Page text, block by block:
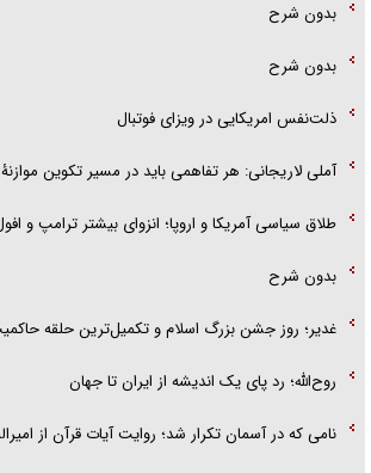
بدون شرح
بدون شرح
ذلت‌نفس امریکایی در ویزای فوتبال
آملی لاریجانی: هر تفاهمی باید در مسیر تکوین
طلاق سیاسی آمریکا و اروپا؛ انزوای بیشتر ترامپ و
بدون شرح
غدیر؛ روز جشن بزرگ اسلام و تکمیل‌ترین حلقه
روح‌الله؛ رد پای یک اندیشه از ایران تا جهان
نامی که در آسمان تکرار شد؛ روایت آیات قرآن از